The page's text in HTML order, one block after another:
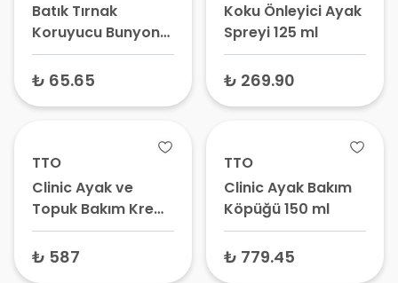
Batık Tırnak
Koruyucu Bunyon
Şapka (HORTUM-
23) 2 Adet
₺ 65.65
Koku Önleyici Ayak
Spreyi 125 ml
₺ 269.90
TTO
Clinic Ayak ve
Topuk Bakım Kremi
100 ml
₺ 587
TTO
Clinic Ayak Bakım
Köpüğü 150 ml
₺ 779.45